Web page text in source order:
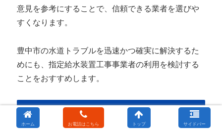
意見を参考にすることで、信頼できる業者を選びや
すくなります。
豊中市の水道トラブルを迅速かつ確実に解決するた
めにも、指定給水装置工事事業者の利用を検討する
ことをおすすめします。
まとめ
ホーム お電話はこちら トップ サイドバー